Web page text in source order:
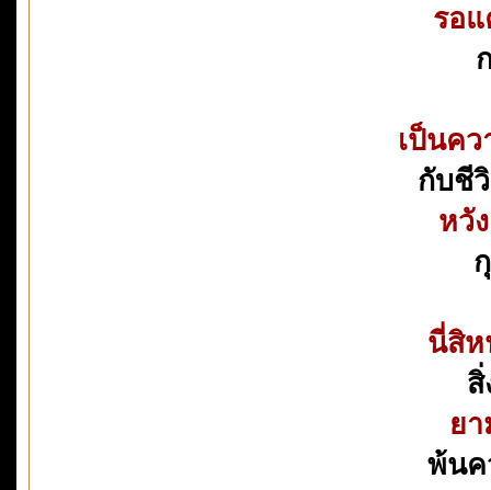
รอ
เป็นคว
กับชี
หวั
นี่สิห
สิ่
ย
พ้นค